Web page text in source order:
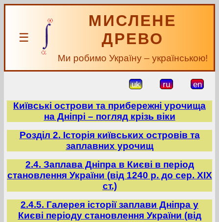
☰
МИСЛЕНЕ
ДРЕВО
Ми робимо Україну – українською!
uk ru en
Київські острови та прибережні урочища
на Дніпрі – погляд крізь віки
Розділ 2. Історія київських островів та
заплавних урочищ
2.4. Заплава Дніпра в Києві в період
становлення України (від 1240 р. до сер. ХІХ
ст.)
2.4.5. Галерея історії заплави Дніпра у
Києві періоду становлення України (від